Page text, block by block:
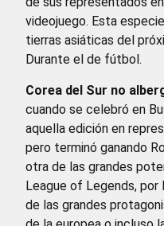
videojuego. Esta
tierras asiáticas del
Durante el de fútbol.
Corea del Sur no
cuando se celebró en
aquella edición en
pero terminó ganando
otra de las grandes
League of Legends, por
de las grandes